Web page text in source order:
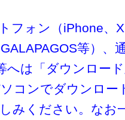
フォン（iPhone、
等）、
へは「ダウンロー
コンでダウンロー
みください。なお